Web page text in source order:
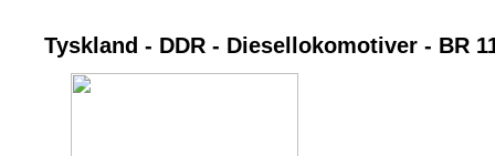
Tyskland - DDR - Diesellokomotiver - BR